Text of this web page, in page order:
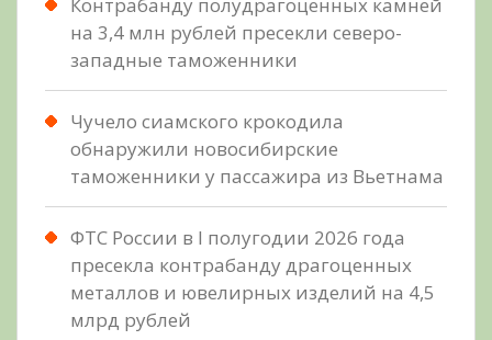
на 3,4 млн рублей пресекли северо-
западные таможенники
Чучело сиамского крокодила
обнаружили новосибирские
таможенники у пассажира из Вьетнама
ФТС России в I полугодии 2026 года
пресекла контрабанду драгоценных
металлов и ювелирных изделий на 4,5
млрд рублей